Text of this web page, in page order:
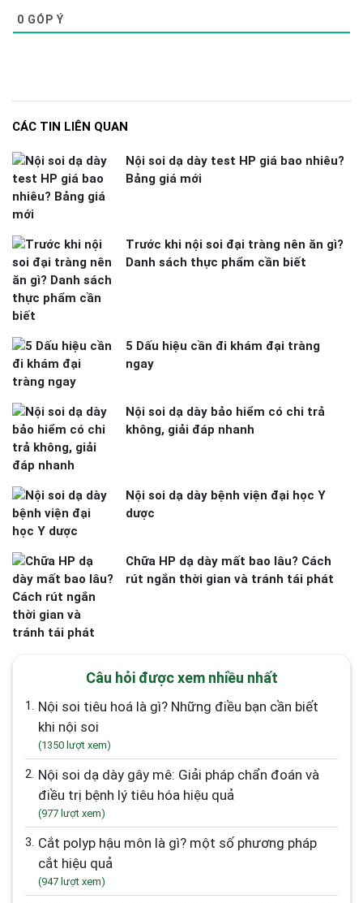
0 GÓP Ý
CÁC TIN LIÊN QUAN
Nội soi dạ dày test HP giá bao nhiêu?
Bảng giá mới
Trước khi nội soi đại tràng nên ăn gì?
Danh sách thực phẩm cần biết
5 Dấu hiệu cần đi khám đại tràng
ngay
Nội soi dạ dày bảo hiểm có chi trả
không, giải đáp nhanh
Nội soi dạ dày bệnh viện đại học Y
dược
Chữa HP dạ dày mất bao lâu? Cách
rút ngắn thời gian và tránh tái phát
Câu hỏi được xem nhiều nhất
1. Nội soi tiêu hoá là gì? Những điều bạn cần biết
khi nội soi
(1350 lượt xem)
2. Nội soi dạ dày gây mê: Giải pháp chẩn đoán và
điều trị bệnh lý tiêu hóa hiệu quả
(977 lượt xem)
3. Cắt polyp hậu môn là gì? một số phương pháp
cắt hiệu quả
(947 lượt xem)